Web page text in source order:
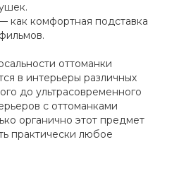
комфортная подставка
оттоманки
в интерьеры различных
до ультрасовременного
с оттоманками
органично этот предмет
практически любое